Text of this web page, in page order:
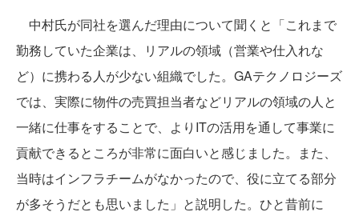
中村氏が同社を選んだ理由について聞くと「これまで
勤務していた企業は、リアルの領域（営業や仕入れな
ど）に携わる人が少ない組織でした。GAテクノロジーズ
では、実際に物件の売買担当者などリアルの領域の人と
一緒に仕事をすることで、よりITの活用を通して事業に
貢献できるところが非常に面白いと感じました。また、
当時はインフラチームがなかったので、役に立てる部分
が多そうだとも思いました」と説明した。ひと昔前に